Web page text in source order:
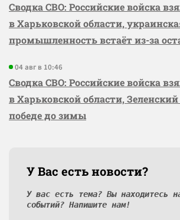
Сводка СВО: Российские войска
в Харьковской области,
промышленность встаёт из-за
04 авг в 10:46
Сводка СВО: Российские войска
в Харьковской области, Зеленский
победе до зимы
У Вас есть новости?
У вас есть тема? Вы находитесь
событий? Напишите нам!